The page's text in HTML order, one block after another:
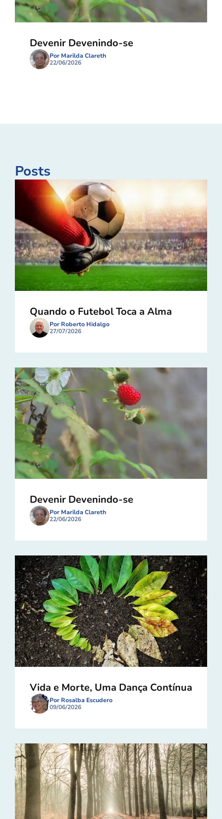
Devenir Devenindo-se
Por Marilda Clareth
22/06/2026
Posts
Quando o Futebol Toca a Alma
Por Roberto Hidalgo
27/07/2026
Devenir Devenindo-se
Por Marilda Clareth
22/06/2026
Vida e Morte, Uma Dança Contínua
Por Rosalba Escudero
09/06/2026